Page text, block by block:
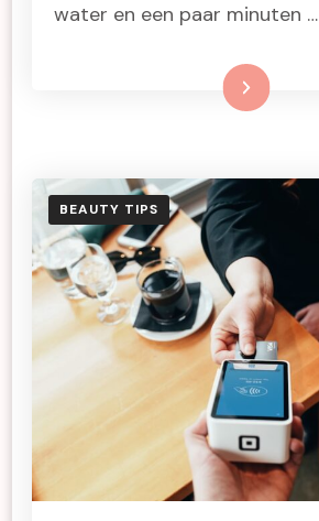
water en een paar minuten …
Lees meer
BEAUTY TIPS